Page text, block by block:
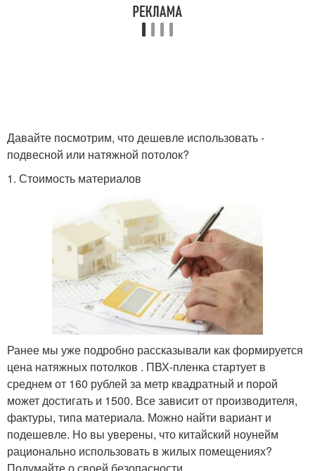
Давайте посмотрим, что дешевле использовать -
подвесной или натяжной потолок?
1. Стоимость материалов
Ранее мы уже подробно рассказывали как формируется
цена натяжных потолков . ПВХ-пленка стартует в
среднем от 160 рублей за метр квадратный и порой
может достигать и 1500. Все зависит от производителя,
фактуры, типа материала. Можно найти вариант и
подешевле. Но вы уверены, что китайский ноунейм
рационально использовать в жилых помещениях?
Подумайте о своей безопасности.